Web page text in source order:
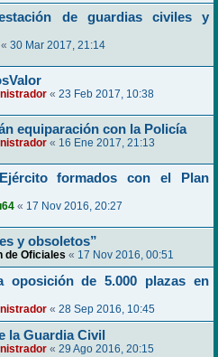
de guardias civiles y
« 30 Mar 2017, 21:14
« 23 Feb 2017, 10:38
equiparación con la Policía
« 16 Ene 2017, 21:13
formados con el Plan
« 17 Nov 2016, 20:27
y obsoletos”
de Oficiales « 17 Nov 2016, 00:51
oposición de 5.000 plazas en
« 28 Sep 2016, 10:45
la Guardia Civil
« 29 Ago 2016, 20:15